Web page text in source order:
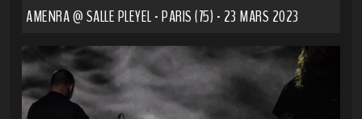
AMENRA @ SALLE PLEYEL - PARIS (75) - 23 MARS 2023